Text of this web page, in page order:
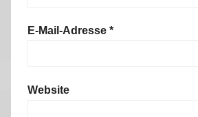
E-Mail-Adresse *
Website